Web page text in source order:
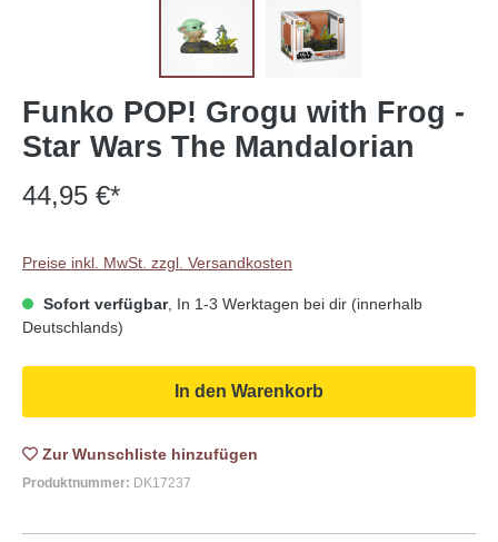
Funko POP! Grogu with Frog -
Star Wars The Mandalorian
44,95 €*
Preise inkl. MwSt. zzgl. Versandkosten
Sofort verfügbar, In 1-3 Werktagen bei dir (innerhalb
Deutschlands)
In den Warenkorb
Zur Wunschliste
Produktnummer: DK17237